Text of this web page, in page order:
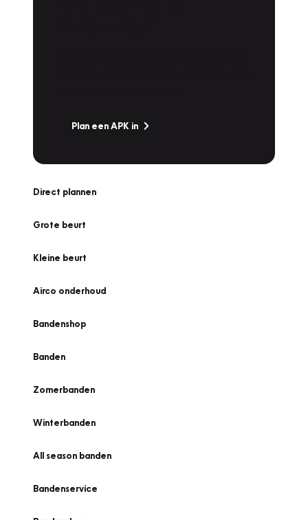
Plan een APK in
Direct plannen
Grote beurt
Kleine beurt
Airco onderhoud
Bandenshop
Banden
Zomerbanden
Winterbanden
All season banden
Bandenservice